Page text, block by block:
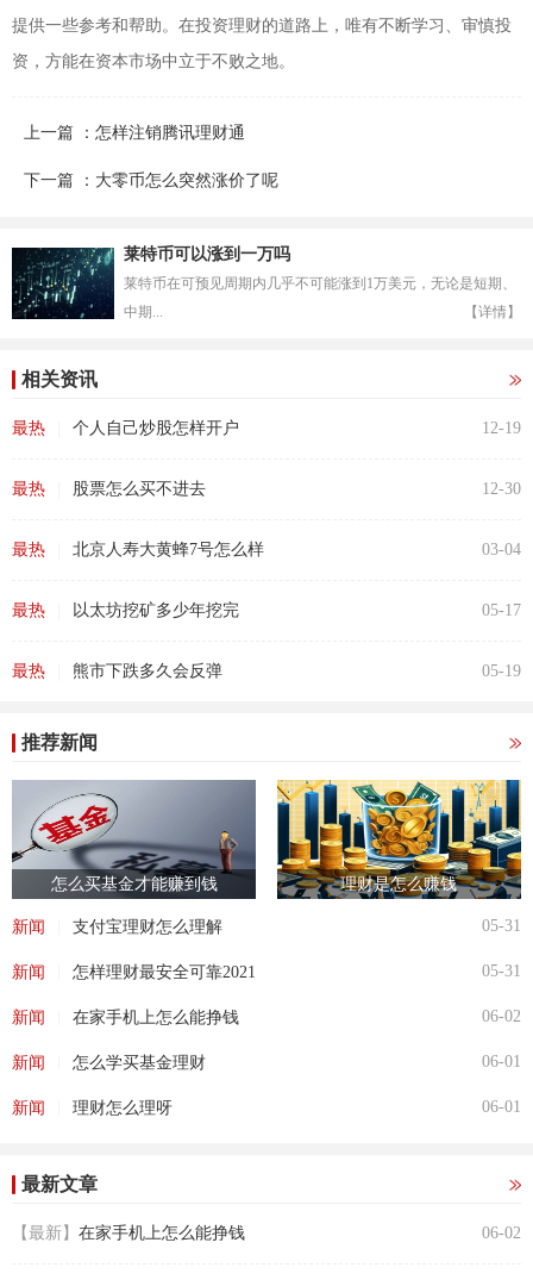
提供一些参考和帮助。在投资理财的道路上，唯有不断学习、审慎投
资，方能在资本市场中立于不败之地。
上一篇 ：怎样注销腾讯理财通
下一篇 ：大零币怎么突然涨价了呢
莱特币可以涨到一万吗
莱特币在可预见周期内几乎不可能涨到1万美元，无论是短期、
中期...
【详情】
相关资讯
最热 个人自己炒股怎样开户 12-19
最热 股票怎么买不进去 12-30
最热 北京人寿大黄蜂7号怎么样 03-04
最热 以太坊挖矿多少年挖完 05-17
最热 熊市下跌多久会反弹 05-19
推荐新闻
怎么买基金才能赚到钱 理财是怎么赚钱
新闻 支付宝理财怎么理解 05-31
新闻 怎样理财最安全可靠2021 05-31
新闻 在家手机上怎么能挣钱 06-02
新闻 怎么学买基金理财 06-01
新闻 理财怎么理呀 06-01
最新文章
【最新】 在家手机上怎么能挣钱 06-02